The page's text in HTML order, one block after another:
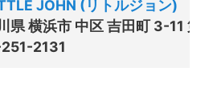
JOHN (リトルジョン)
県 横浜市 中区 吉田町 3-11 第